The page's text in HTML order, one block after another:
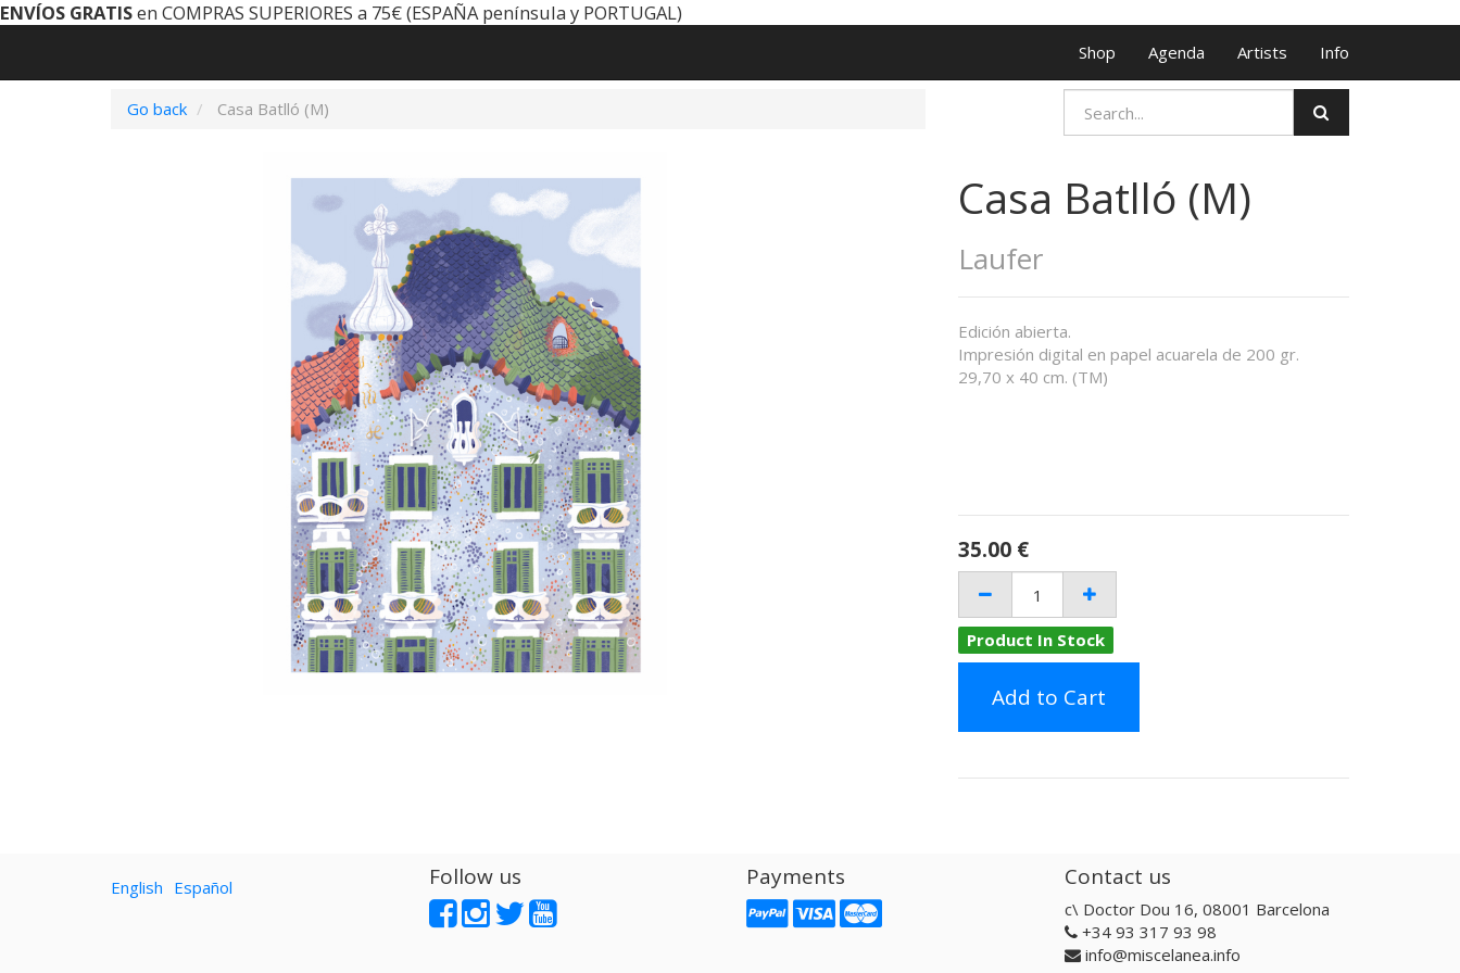
ENVÍOS GRATISen COMPRAS SUPERIORES a 75€ (ESPAÑA península y PORTUGAL)
Shop Agenda Artists Info
Go back Casa Batlló (M)
Casa Batlló (M)
Laufer
Edición abierta.
Impresión digital en papel acuarela de 200 gr.
29,70 x 40 cm. (TM)
35.00 €
Product In Stock
Add to Cart
English Español Follow us Payments Contact us
c\ Doctor Dou 16, 08001 Barcelona
+34 93 317 93 98
info@miscelanea.info